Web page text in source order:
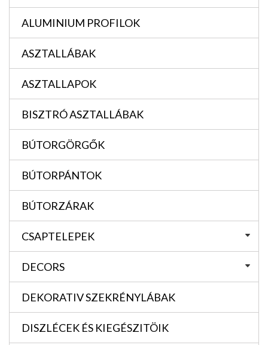
ALUMINIUM PROFILOK
ASZTALLÁBAK
ASZTALLAPOK
BISZTRÓ ASZTALLÁBAK
BÚTORGÖRGŐK
BÚTORPÁNTOK
BÚTORZÁRAK
CSAPTELEPEK
DECORS
DEKORATIV SZEKRÉNYLÁBAK
DISZLÉCEK ÉS KIEGÉSZITÖIK